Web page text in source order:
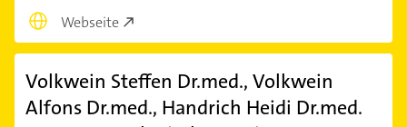
Webseite
Volkwein Steffen Dr.med., Volkwein
Alfons Dr.med., Handrich Heidi Dr.med.